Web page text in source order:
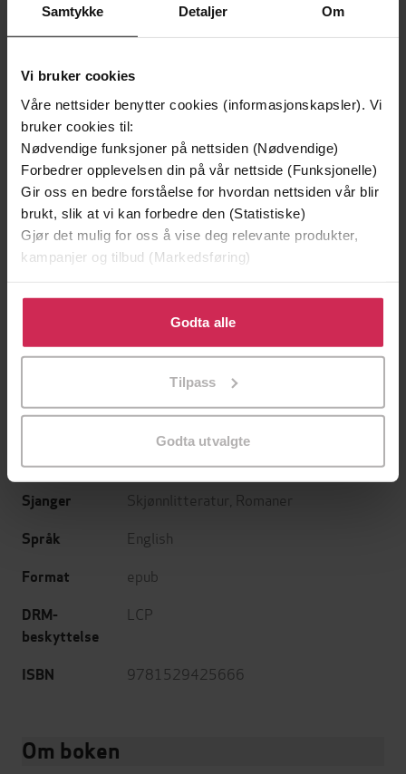
Samtykke Detaljer Om
Vi bruker cookies
Våre nettsider benytter cookies (informasjonskapsler). Vi
bruker cookies til:
Nødvendige funksjoner på nettsiden (Nødvendige)
Forbedrer opplevelsen din på vår nettside (Funksjonelle)
Gir oss en bedre forståelse for hvordan nettsiden vår blir
brukt, slik at vi kan forbedre den (Statistiske)
Gjør det mulig for oss å vise deg relevante produkter,
kampanjer og tilbud (Markedsføring)
Klikk på «Godta alle» for å gi oss ditt samtykke til å
bruke cookies for alle disse formålene. Du kan også
tilpasse ditt samtykke til spesifikke formål ved å klikke
Godta alle
Tilpass
Godta utvalgte
129,-
Minnesota
Jo Nesbø
EBOK
129,-
Utskudd
Jørn Lier Horst
Magda Szabó(forfatter),Len Rix
(oversetter)
Forlag MacLehose Press
Utgitt 02.02.2023
Sjanger Skjønnlitteratur Romaner
Språk English
Format epub
DRM-
beskyttelse
LCP
ISBN 9781529425666
Om boken